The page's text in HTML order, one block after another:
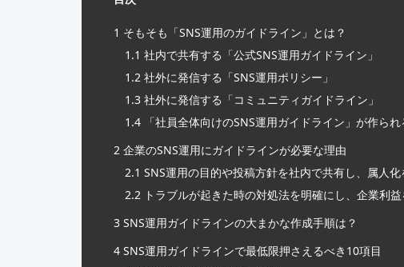
1 そもそも「SNS運用のガイドライン」とは？
1.1 社内で共有する「公式SNS運用ガイドライン」
1.2 社外に発信する「SNS運用ポリシー」
1.3 社外に発信する「コミュニティガイドライン」
1.4 「社員全体向けのSNS運用ガイドライン」が作られ
2 企業のSNS運用にガイドラインが必要な理由
2.1 SNS運用の目的や投稿方針を社内で共有し、属人
2.2 トラブルが起きた時の対処法を明確にし、企業利
3 SNS運用ガイドラインの大まかな作成手順は？
4 SNS運用ガイドラインで最低限押さえるべき10項目